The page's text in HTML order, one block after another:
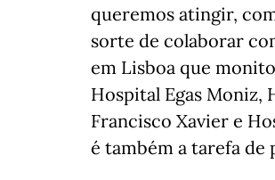
queremos atingir,
sorte de colaborar
em Lisboa que
Hospital Egas Moniz,
Francisco Xavier e
é também a tarefa de